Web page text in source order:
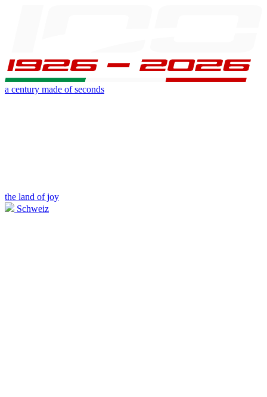
a century made of seconds
the land of joy
Schweiz